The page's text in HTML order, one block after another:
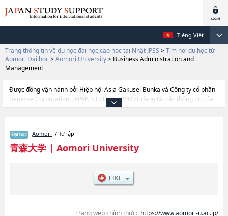
Tiếng Việt
Trang thông tin về du học đại học,cao học tại Nhật JPSS > Tìm nơi du học từ
Aomori Đại học > Aomori University> Business Administration and
Management
Được đồng vận hành bởi Hiệp hội Asia Gakusei Bunka và Công ty cổ phần
Benesse Corporation, JAPAN STUDY SUPPORT đăng tải các thông tin của
khoảng 1.300 trường đại học, cao học, trường đại học ngắn hạn, trường
cần thiết dành cho du học sinh, như là về các Ngành Business
Administration and ManagementhoặcNgành SociologyhoặcNgành
Software and Information TechnologyhoặcNgành Pharmaceutical
như số lượng tuyển sinh, số lượng trúng tuyển, cở sở trang thiết bị, hướng
Aomori / Tư lập
青森大学| Aomori University
Trang web chính thức: https://www.aomori-u.ac.jp/